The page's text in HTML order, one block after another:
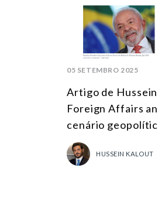
05 SETEMBRO 2025
Artigo de
Foreign Affairs
cenário
HUSSEIN KALOUT